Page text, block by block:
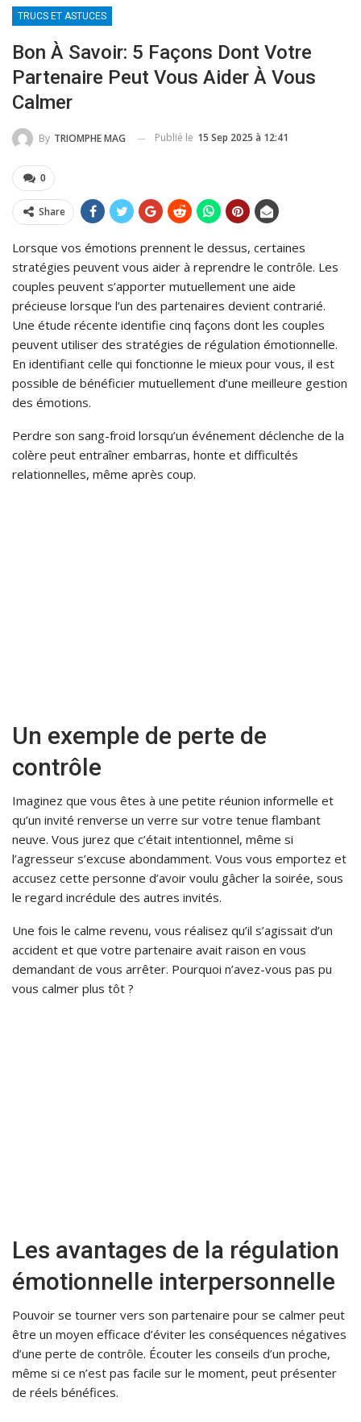
TRUCS ET ASTUCES
Bon À Savoir: 5 Façons Dont Votre
Partenaire Peut Vous Aider À Vous
Calmer
By TRIOMPHE MAG Publié le 15 Sep 2025 à 12:41
0
Share
Lorsque vos émotions prennent le dessus, certaines
stratégies peuvent vous aider à reprendre le contrôle. Les
couples peuvent s’apporter mutuellement une aide
précieuse lorsque l’un des partenaires devient contrarié.
Une étude récente identifie cinq façons dont les couples
peuvent utiliser des stratégies de régulation émotionnelle.
En identifiant celle qui fonctionne le mieux pour vous, il est
possible de bénéficier mutuellement d’une meilleure gestion
des émotions.
Perdre son sang-froid lorsqu’un événement déclenche de la
colère peut entraîner embarras, honte et difficultés
relationnelles, même après coup.
Un exemple de perte de
contrôle
Imaginez que vous êtes à une petite réunion informelle et
qu’un invité renverse un verre sur votre tenue flambant
neuve. Vous jurez que c’était intentionnel, même si
l’agresseur s’excuse abondamment. Vous vous emportez et
accusez cette personne d’avoir voulu gâcher la soirée, sous
le regard incrédule des autres invités.
Une fois le calme revenu, vous réalisez qu’il s’agissait d’un
accident et que votre partenaire avait raison en vous
demandant de vous arrêter. Pourquoi n’avez-vous pas pu
vous calmer plus tôt ?
Les avantages de la régulation
émotionnelle interpersonnelle
Pouvoir se tourner vers son partenaire pour se calmer peut
être un moyen efficace d’éviter les conséquences négatives
d’une perte de contrôle. Écouter les conseils d’un proche,
même si ce n’est pas facile sur le moment, peut présenter
de réels bénéfices.